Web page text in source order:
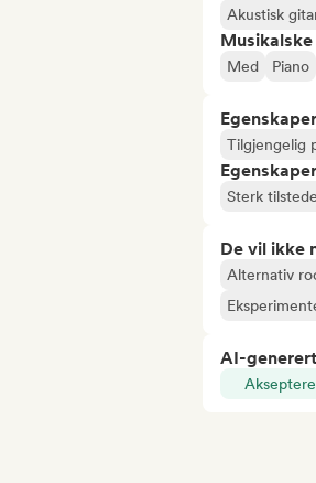
Akustisk
Med Piano
Tilgjengelig
Sterk
De vil ikke
Alternativ
AI-